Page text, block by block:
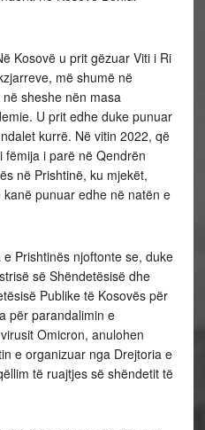
Kosovë u prit gëzuar Viti i Ri
më shumë në
sheshe nën masa
U prit edhe duke punuar
kurrë. Në vitin 2022, që
fëmija i parë në Qendrën
në Prishtinë, ku mjekët,
punuar edhe në natën e
Prishtinës njoftonte se, duke
së Shëndetësisë dhe
Publike të Kosovës për
për parandalimin e
Omicron, anulohen
e organizuar nga Drejtoria e
të ruajtjes së shëndetit të